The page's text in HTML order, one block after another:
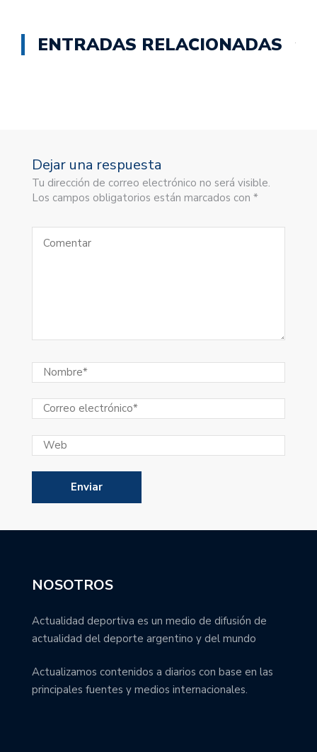
ENTRADAS RELACIONADAS
Dejar una respuesta
Tu dirección de correo electrónico no será visible.
Los campos obligatorios están marcados con *
NOSOTROS
Actualidad deportiva es un medio de difusión de
actualidad del deporte argentino y del mundo
Actualizamos contenidos a diarios con base en las
principales fuentes y medios internacionales.